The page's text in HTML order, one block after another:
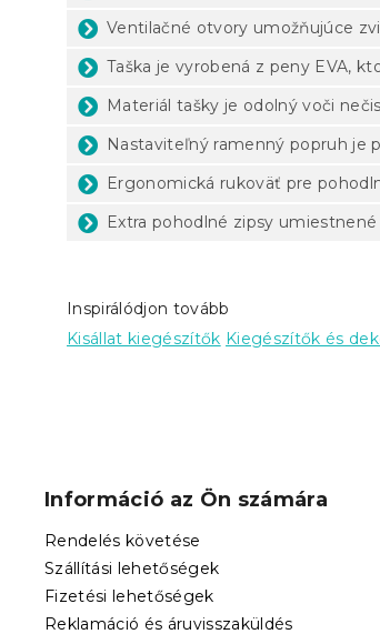
Ventilačné otvory umožňujúce
Taška je vyrobená z peny EVA,
Materiál tašky je odolný voči
Nastaviteľný ramenný popruh je
Ergonomická rukoväť pre
Extra pohodlné zipsy
Inspirálódjon tovább
Kisállat kiegészítők Kiegészítők és
Információ az Ön számára
Rendelés követése
Szállítási lehetőségek
Fizetési lehetőségek
Reklamáció és áruvisszaküldés